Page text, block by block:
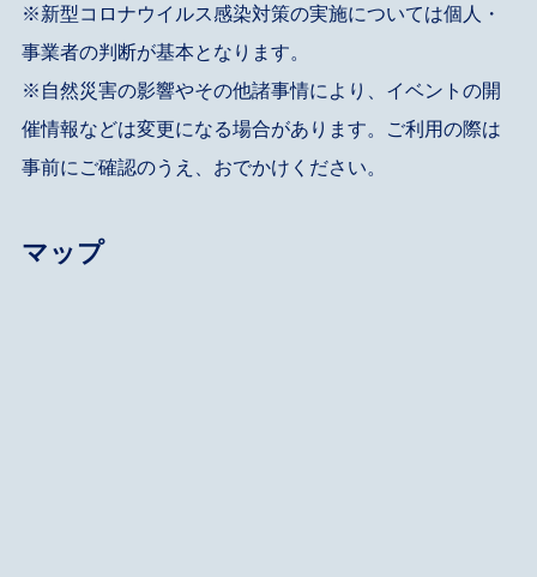
※新型コロナウイルス感染対策の実施については個人・
事業者の判断が基本となります。
※自然災害の影響やその他諸事情により、イベントの開
催情報などは変更になる場合があります。ご利用の際は
事前にご確認のうえ、おでかけください。
マップ